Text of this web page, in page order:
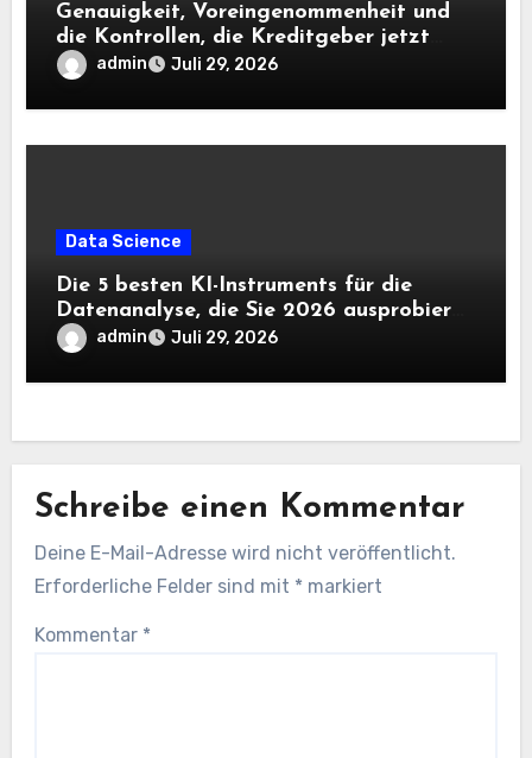
Genauigkeit, Voreingenommenheit und
die Kontrollen, die Kreditgeber jetzt
benötigen |
admin Juli 29, 2026
Data Science
Die 5 besten KI-Instruments für die
Datenanalyse, die Sie 2026 ausprobieren
solltenadmin Juli 29, 2026
Schreibe einen Kommentar
Deine E-Mail-Adresse wird nicht veröffentlicht.
Erforderliche Felder sind mit * markiert
Kommentar *